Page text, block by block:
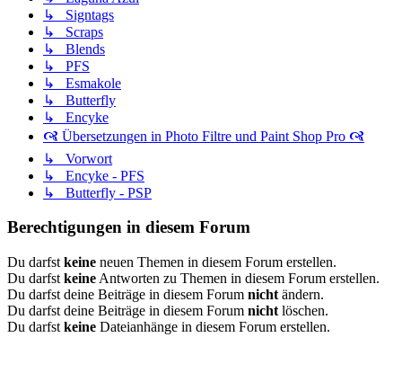
↳ Signtags
↳ Scraps
↳ Blends
↳ PFS
↳ Esmakole
↳ Butterfly
↳ Encyke
🙧 Übersetzungen in Photo Filtre und Paint Shop Pro 🙧
↳ Vorwort
↳ Encyke - PFS
↳ Butterfly - PSP
Berechtigungen in diesem Forum
Du darfst keine neuen Themen in diesem Forum erstellen.
Du darfst keine Antworten zu Themen in diesem Forum erstellen.
Du darfst deine Beiträge in diesem Forum nicht ändern.
Du darfst deine Beiträge in diesem Forum nicht löschen.
Du darfst keine Dateianhänge in diesem Forum erstellen.